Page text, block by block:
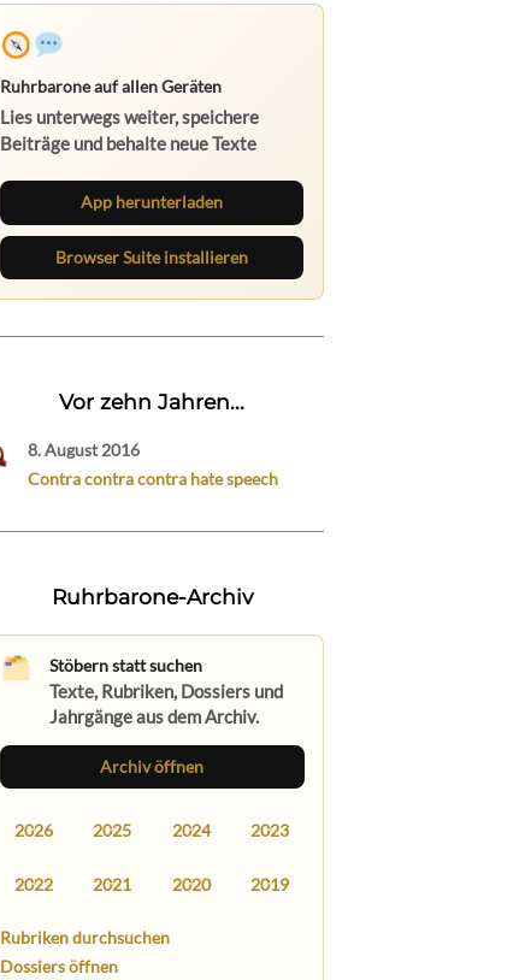
Ruhrbarone auf allen Geräten
Lies unterwegs weiter, speichere
Beiträge und behalte neue Texte
App herunterladen
Browser Suite installieren
Vor zehn Jahren...
8. August 2016
Contra contra contra hate speech
Ruhrbarone-Archiv
Stöbern statt suchen
Texte, Rubriken, Dossiers und
Jahrgänge aus dem Archiv.
Archiv öffnen
2026 2025 2024 2023
2022 2021 2020 2019
Rubriken durchsuchen
Dossiers öffnen